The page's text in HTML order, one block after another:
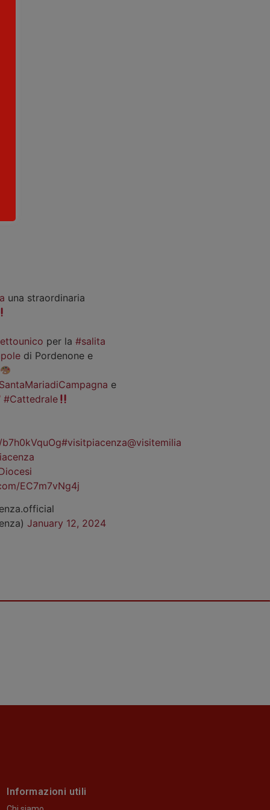
una straordinaria
per la#salita
di Pordenone e
e
#Cattedrale
#visitpiacenza@visitemilia
EC7m7vNg4j
January 12, 2024
Informazioni utili